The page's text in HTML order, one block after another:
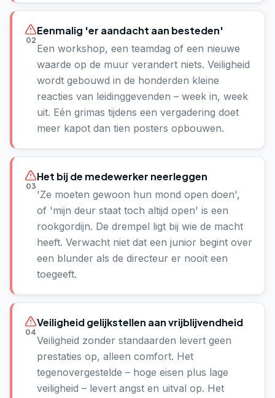
02
Eenmalig 'er aandacht aan besteden'
Een workshop, een teamdag of een nieuwe
waarde op de muur verandert niets. Veiligheid
wordt gebouwd in de honderden kleine
reacties van leidinggevenden – week in, week
uit. Eén grimas tijdens een vergadering doet
meer kapot dan tien posters opbouwen.
03
Het bij de medewerker neerleggen
'Ze moeten gewoon hun mond open doen',
of 'mijn deur staat toch altijd open' is een
rookgordijn. De drempel ligt bij wie de macht
heeft. Verwacht niet dat een junior begint over
een blunder als de directeur er nooit een
toegeeft.
04
Veiligheid gelijkstellen aan vrijblijvendheid
Veiligheid zonder standaarden levert geen
prestaties op, alleen comfort. Het
tegenovergestelde – hoge eisen plus lage
veiligheid – levert angst en uitval op. Het